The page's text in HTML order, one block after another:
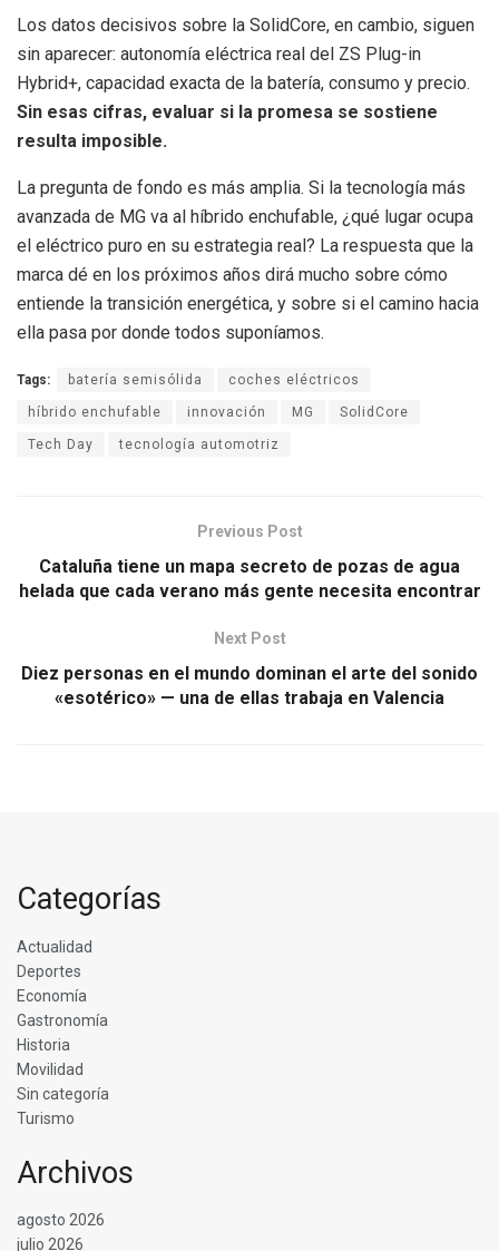
Los datos decisivos sobre la SolidCore, en cambio, siguen
sin aparecer: autonomía eléctrica real del ZS Plug-in
Hybrid+, capacidad exacta de la batería, consumo y precio.
Sin esas cifras, evaluar si la promesa se sostiene
resulta imposible.
La pregunta de fondo es más amplia. Si la tecnología más
avanzada de MG va al híbrido enchufable, ¿qué lugar ocupa
el eléctrico puro en su estrategia real? La respuesta que la
marca dé en los próximos años dirá mucho sobre cómo
entiende la transición energética, y sobre si el camino hacia
ella pasa por donde todos suponíamos.
Tags: batería semisólida coches eléctricos
híbrido enchufable innovación MG SolidCore
Tech Day tecnología automotriz
Previous Post
Cataluña tiene un mapa secreto de pozas de agua
helada que cada verano más gente necesita encontrar
Next Post
Diez personas en el mundo dominan el arte del sonido
«esotérico» — una de ellas trabaja en Valencia
Categorías
Actualidad
Deportes
Economía
Gastronomía
Historia
Movilidad
Sin categoría
Turismo
Archivos
agosto 2026
julio 2026